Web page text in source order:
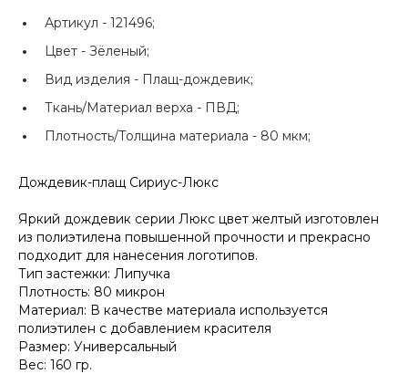
Артикул - 121496;
Цвет - Зёленый;
Вид изделия - Плащ-дождевик;
Ткань/Материал верха - ПВД;
Плотность/Толщина материала - 80 мкм;
Дождевик-плащ Сириус-Люкс
Яркий дождевик серии Люкс цвет желтый изготовлен
из полиэтилена повышенной прочности и прекрасно
подходит для нанесения логотипов.
Тип застежки: Липучка
Плотность: 80 микрон
Материал: В качестве материала используется
полиэтилен с добавлением красителя
Размер: Универсальный
Вес: 160 гр.